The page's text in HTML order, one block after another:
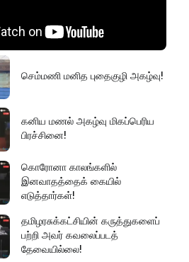
செம்மணி மனித புதைகுழி அகழ்வு!
கனிய மணல் அகழ்வு மிகப்பெரிய
பிரச்சினை!
கொரோனா காலங்களில்
இனவாதத்தைக் கையில்
எடுத்தார்கள்!
தமிழரசுக்கட்சியின் கருத்துகளைப்
பற்றி அவர் கவலைப்படத்
தேவையில்லை!